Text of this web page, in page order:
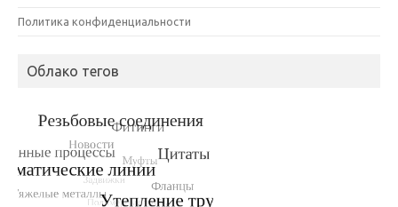
Политика конфиденциальности
Облако тегов